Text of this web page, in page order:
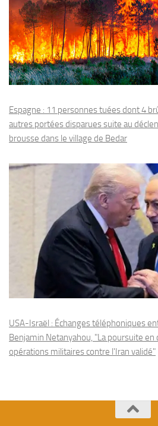
Espagne : 11 personnes tuées dont 4
autres portées disparues suite au
brousse dans le village de Bedar
USA-Israël : Échanges téléphoniques
Benjamin Netanyahou, "La poursuite en
opérations militaires contre l'Iran validé"